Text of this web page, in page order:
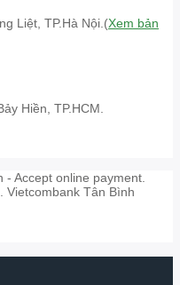
Liệt, TP.Hà Nội.(Xem bản
Hiền, TP.HCM.
Accept online payment.
Vietcombank Tân Bình